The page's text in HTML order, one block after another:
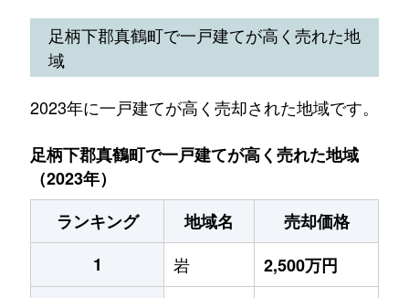
足柄下郡真鶴町で一戸建てが高く売れた地
域
2023年に一戸建てが高く売却された地域です。
足柄下郡真鶴町で一戸建てが高く売れた地域
（2023年）
ランキング
地域名
売却価格
1
岩
2,500万円